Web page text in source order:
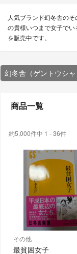
人気ブランド幻冬舎の
の貴様いつまで女子で
を販売中です。
幻冬舎（ゲントウシャ
商品一覧
約5,000件中 1 - 36件
その他
最貧困女子